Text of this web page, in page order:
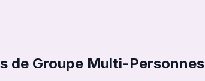
de Groupe Multi-Personnes